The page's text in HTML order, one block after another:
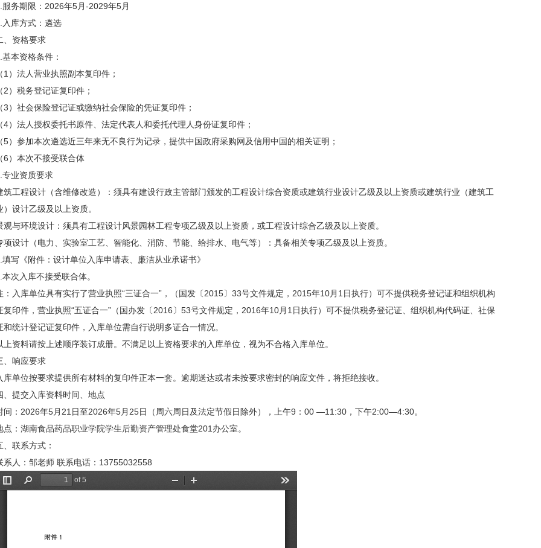
服务期限：2026年5月-2029年5月
入库方式：遴选
、资格要求
基本资格条件：
1）法人营业执照副本复印件；
2）税务登记证复印件；
3）社会保险登记证或缴纳社会保险的凭证复印件；
4）法人授权委托书原件、法定代表人和委托代理人身份证复印件；
5）参加本次遴选近三年来无不良行为记录，提供中国政府采购网及信用中国的相关证明；
6）本次不接受联合体
专业资质要求
筑工程设计（含维修改造）：须具有建设行政主管部门颁发的工程设计综合资质或建筑行业设计乙级及以上资质或建筑行业（建筑工
）设计乙级及以上资质。
观与环境设计：须具有工程设计风景园林工程专项乙级及以上资质，或工程设计综合乙级及以上资质。
项设计（电力、实验室工艺、智能化、消防、节能、给排水、电气等）：具备相关专项乙级及以上资质。
填写《附件：设计单位入库申请表、廉洁从业承诺书》
本次入库不接受联合体。
：入库单位具有实行了营业执照“三证合一”，（国发〔2015〕33号文件规定，2015年10月1日执行）可不提供税务登记证和组织机构
复印件，营业执照“五证合一”（国办发〔2016〕53号文件规定，2016年10月1日执行）可不提供税务登记证、组织机构代码证、社保
和统计登记证复印件，入库单位需自行说明多证合一情况。
上资料请按上述顺序装订成册。不满足以上资格要求的入库单位，视为不合格入库单位。
、响应要求
库单位按要求提供所有材料的复印件正本一套。逾期送达或者未按要求密封的响应文件，将拒绝接收。
、提交入库资料时间、地点
间：2026年5月21日至2026年5月25日（周六周日及法定节假日除外），上午9：00 —11:30，下午2:00—4:30。
点：湖南食品药品职业学院学生后勤资产管理处食堂201办公室。
、联系方式：
系人：邹老师 联系电话：13755032558